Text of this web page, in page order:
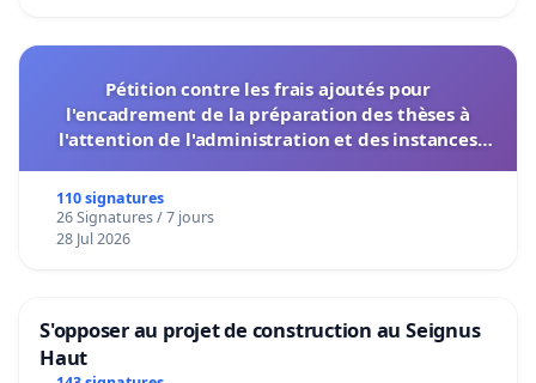
Pétition contre les frais ajoutés pour
l'encadrement de la préparation des thèses à
l'attention de l'administration et des instances
110 signatures
26 Signatures / 7 jours
28 Jul 2026
S'opposer au projet de construction au Seignus
Haut